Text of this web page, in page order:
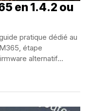
en 1.4.2 ou
pratique dédié au
étape
alternatif...